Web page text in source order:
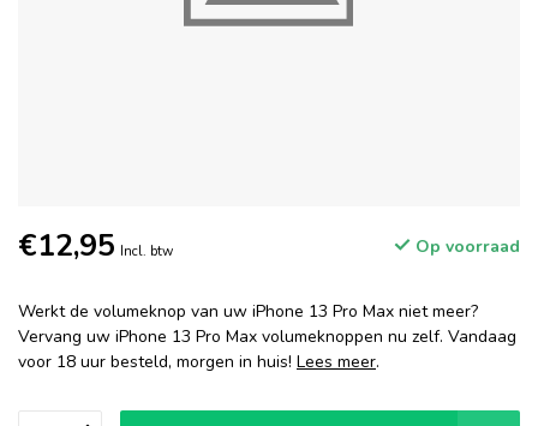
€12,95 Incl. btw Op voorraad
Werkt de volumeknop van uw iPhone 13 Pro Max niet meer?
Vervang uw iPhone 13 Pro Max volumeknoppen nu zelf. Vandaag
voor 18 uur besteld, morgen in huis! Lees meer.